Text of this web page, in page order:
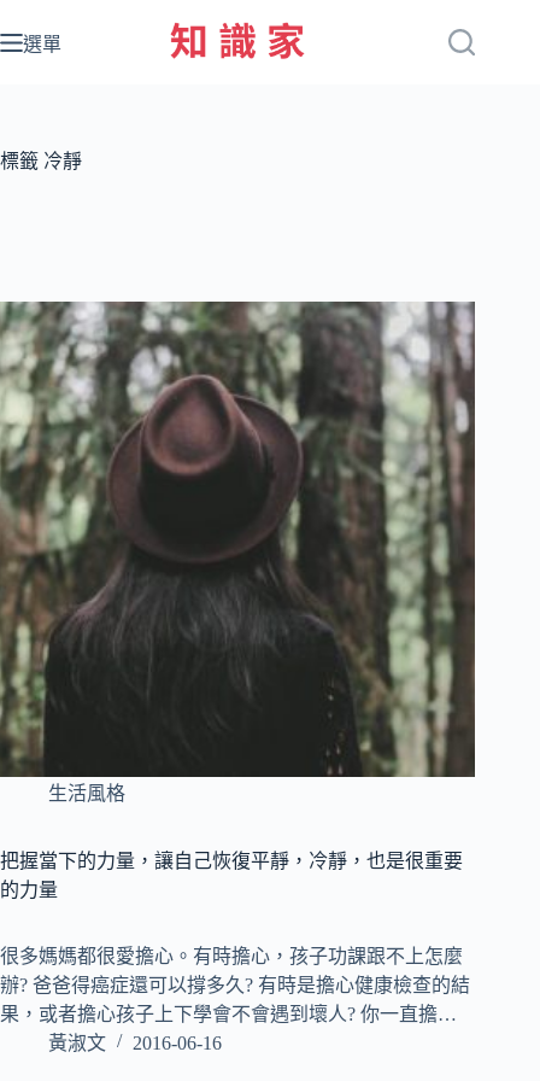
至
容
選單
標籤 冷靜
生活風格
把握當下的力量，讓自己恢復平靜，冷靜，也是很重要
的力量
很多媽媽都很愛擔心。有時擔心，孩子功課跟不上怎麼
辦? 爸爸得癌症還可以撐多久? 有時是擔心健康檢查的結
果，或者擔心孩子上下學會不會遇到壞人? 你一直擔…
黃淑文
2016-06-16